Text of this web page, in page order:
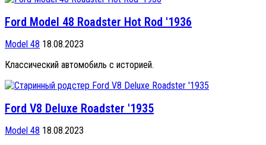
Ford Model 48 Roadster Hot Rod '1936
Model 48 18.08.2023
Классический автомобиль с историей.
Ford V8 Deluxe Roadster '1935
Model 48 18.08.2023